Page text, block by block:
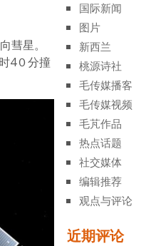
彗星。
4０分撞
国际新闻
图片
新西兰
桃源诗社
毛传媒播客
毛传媒视频
毛芃作品
热点话题
社交媒体
编辑推荐
观点与评论
近期评论